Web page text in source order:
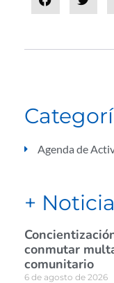
Agenda de
+
conmutar
comunitario
6 de agosto de 2026